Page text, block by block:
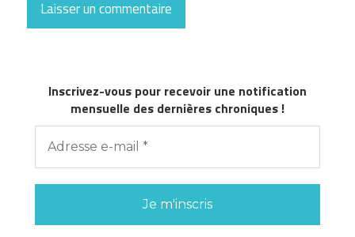
Inscrivez-vous pour recevoir une notification
mensuelle des dernières chroniques !